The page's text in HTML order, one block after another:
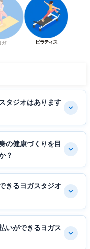
ガ ピラティス
タジオはあります
の健康づくりを目
？
きるヨガスタジオ
いができるヨガス